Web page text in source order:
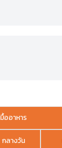
มื้ออาหาร
กลางวัน